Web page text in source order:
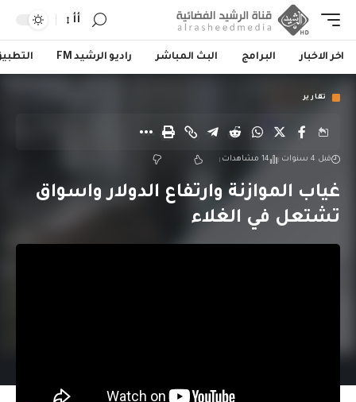
أأ
اخر الاخبار البرامج البث المباشر راديو الرشيد FM
تقارير
قبل 4 سنوات 14 مشاهدات
غياب الموازنة وارتفاع الدولار واسواق
تشتعل في الغلاء